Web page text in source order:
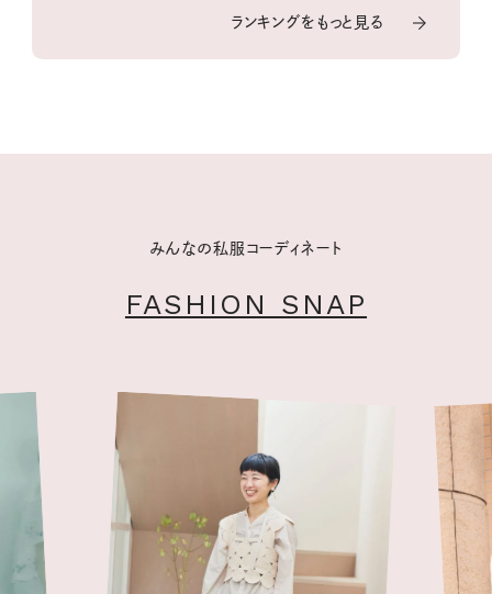
ランキングをもっと見る
みんなの私服コーディネート
FASHION SNAP